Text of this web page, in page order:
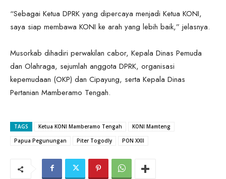
“Sebagai Ketua DPRK yang dipercaya menjadi Ketua KONI,
saya siap membawa KONI ke arah yang lebih baik,” jelasnya.
Musorkab dihadiri perwakilan cabor, Kepala Dinas Pemuda
dan Olahraga, sejumlah anggota DPRK, organisasi
kepemudaan (OKP) dan Cipayung, serta Kepala Dinas
Pertanian Mamberamo Tengah.
TAGS Ketua KONI Mamberamo Tengah
KONI Mamteng
Papua Pegunungan
Piter Togodly PON XXII